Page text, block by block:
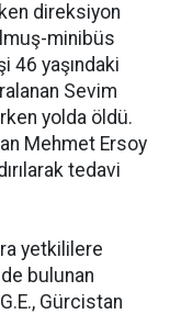
direksiyon
minibüs
46 yaşındaki
Sevim
yolda öldü.
Mehmet Ersoy
tedavi
yetkililere
bulunan
Gürcistan